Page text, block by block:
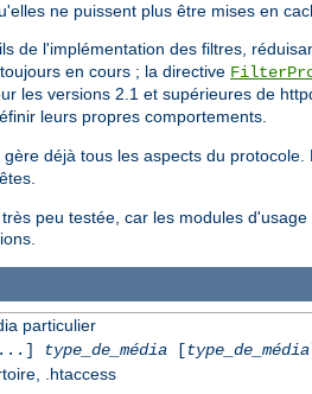
ne puissent plus être mises en
de l'implémentation des filtres,
en cours ; la directive
les versions 2.1 et supérieures de
leurs propres comportements.
déjà tous les aspects du
peu testée, car les modules
particulier
type_de_média[type_de_média
.htaccess